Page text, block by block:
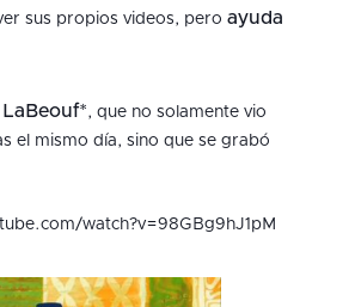
sus propios videos, pero ayuda
LaBeouf*, que no solamente vio
el mismo día, sino que se grabó
watch?v=98GBg9hJ1pM